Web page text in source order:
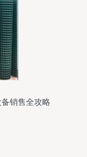
销售全攻略